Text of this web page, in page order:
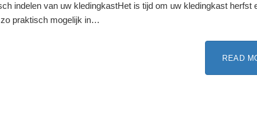
indelen van uw kledingkastHet is tijd om uw kledingkast herfst
praktisch mogelijk in…
READ